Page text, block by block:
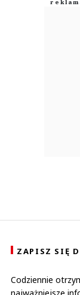
ZAPISZ SIĘ
Codziennie